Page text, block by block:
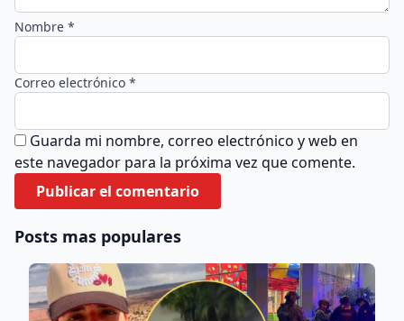
Nombre *
Correo electrónico *
Guarda mi nombre, correo electrónico y web en
este navegador para la próxima vez que comente.
Posts mas populares